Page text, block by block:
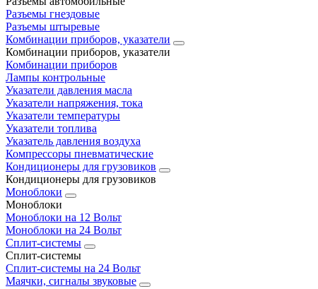
Разъемы гнездовые
Разъемы штыревые
Комбинации приборов, указатели
Комбинации приборов, указатели
Комбинации приборов
Лампы контрольные
Указатели давления масла
Указатели напряжения, тока
Указатели температуры
Указатели топлива
Указатель давления воздуха
Компрессоры пневматические
Кондиционеры для грузовиков
Кондиционеры для грузовиков
Моноблоки
Моноблоки
Моноблоки на 12 Вольт
Моноблоки на 24 Вольт
Сплит-системы
Сплит-системы
Сплит‑системы на 24 Вольт
Маячки, сигналы звуковые